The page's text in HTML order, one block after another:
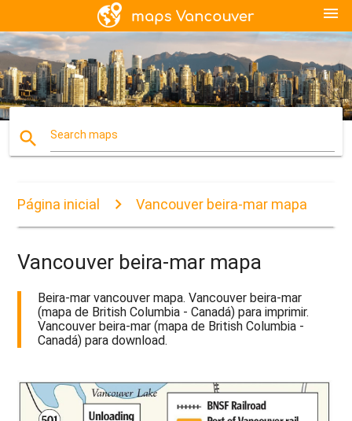
menu
search Search maps
Página inicial Vancouver beira-mar mapa
Vancouver beira-mar mapa
Beira-mar vancouver mapa. Vancouver beira-mar
(mapa de British Columbia - Canadá) para imprimir.
Vancouver beira-mar (mapa de British Columbia -
Canadá) para download.